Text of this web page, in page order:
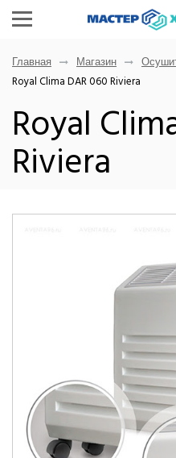
Главная Магазин
Royal Clima DAR 060 Riviera
Royal
Riviera